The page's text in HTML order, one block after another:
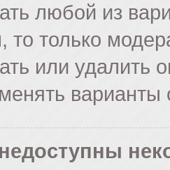
любой из
то только
или удалить
варианты